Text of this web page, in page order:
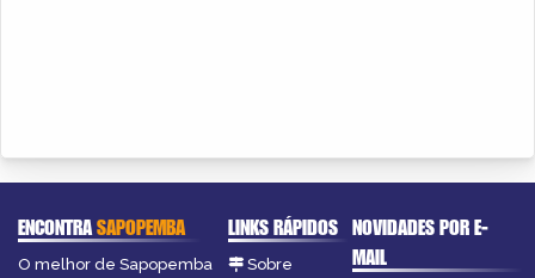
ENCONTRASAPOPEMBA
O melhor de Sapopemba
LINKS RÁPIDOS
Sobre
NOVIDADES POR E-
MAIL